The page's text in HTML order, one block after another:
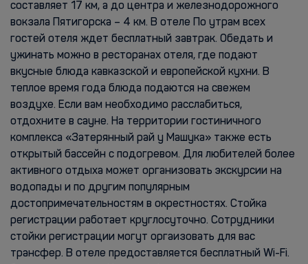
составляет 17 км, а до центра и железнодорожного
вокзала Пятигорска – 4 км. В отеле По утрам всех
гостей отеля ждет бесплатный завтрак. Обедать и
ужинать можно в ресторанах отеля, где подают
вкусные блюда кавказской и европейской кухни. В
теплое время года блюда подаются на свежем
воздухе. Если вам необходимо расслабиться,
отдохните в сауне. На территории гостиничного
комплекса «Затерянный рай у Машука» также есть
открытый бассейн с подогревом. Для любителей более
активного отдыха может организовать экскурсии на
водопады и по другим популярным
достопримечательностям в окрестностях. Стойка
регистрации работает круглосуточно. Сотрудники
стойки регистрации могут оргаизовать для вас
трансфер. В отеле предоставляется бесплатный Wi-Fi.